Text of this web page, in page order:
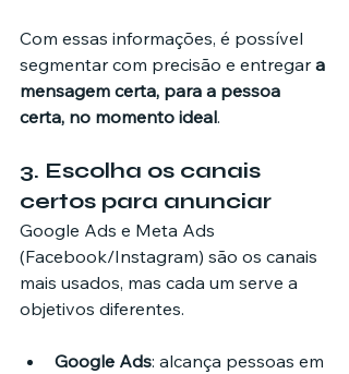
Com essas informações, é possível
segmentar com precisão e entregar a
mensagem certa, para a pessoa
certa, no momento ideal.
3. Escolha os canais
certos para anunciar
Google Ads e Meta Ads
(Facebook/Instagram) são os canais
mais usados, mas cada um serve a
objetivos diferentes.
Google Ads: alcança pessoas em